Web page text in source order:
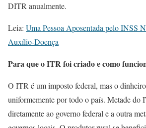
DITR anualmente.
Leia: Uma Pessoa Aposentada pelo INSS
Auxílio-Doença
Para que o ITR foi criado e como
O ITR é um imposto federal, mas o
uniformemente por todo o país. Metade do
diretamente ao governo federal e a outra